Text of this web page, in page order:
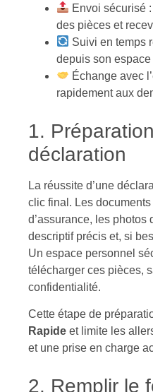
Envoi sécurisé
des pièces et
Suivi en temps
depuis son
Échange avec
rapidement aux
1.
déclaration
La réussite d’une
clic final. Les
d’assurance, les photos
descriptif précis et, si
Un espace personnel
télécharger ces pièces,
confidentialité.
Cette étape de
Rapide et limite les
et une prise en charge
2. Remplir le